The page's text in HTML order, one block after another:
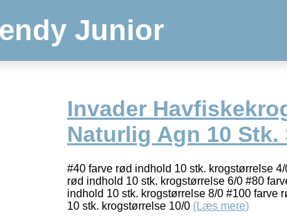
Junior
Invader
Naturlig Agn 10 Stk.
#40 farve rød indhold 10 stk. krogstørrelse
rød indhold 10 stk. krogstørrelse 6/0 #80
indhold 10 stk. krogstørrelse 8/0 #100 farve
10 stk. krogstørrelse 10/0 (Læs mere)